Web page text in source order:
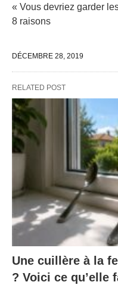
« Vous devriez garder
8 raisons
DÉCEMBRE 28, 2019
RELATED POST
Une cuillère à la
? Voici ce qu’elle